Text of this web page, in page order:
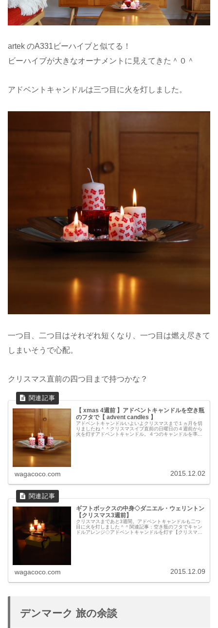
artek のA331ビーハイブと似てる！
ビーハイブが大きなオーナメントに見えてきた＾０＾
アドベントキャンドルは三つ目に火を灯しました。
一つ目、二つ目はそれぞれ短くなり、一つ目は燃え尽きて
しまいそうで心配。
クリスマス直前の四つ目まで持つかな？
【 xmas 4週前 】アドベントキャンドルを空き瓶
のフタで【 advent candles 】
アドベントキャンドルいよいよクリスマスまで１ヵ月を切
りましたね＾＾クリスマスイブ直前の日曜日の４週前から
火を灯すアドベントキャンドル。４つのキャンドルを準備
wagacoco.com 2015.12.02
ギフトボックスの中身◇ダニエル・ウェリントン
【クリスマス3週前】
クリスマスまであと3週間。アドベントキャンドルも二つ
目に火を灯しました＾＾関連記事：空き瓶のフタでキャン
ドルアレンジ◇アドベントキャンドルを灯す【クリスマス
wagacoco.com 2015.12.09
デンマーク 旅の余談